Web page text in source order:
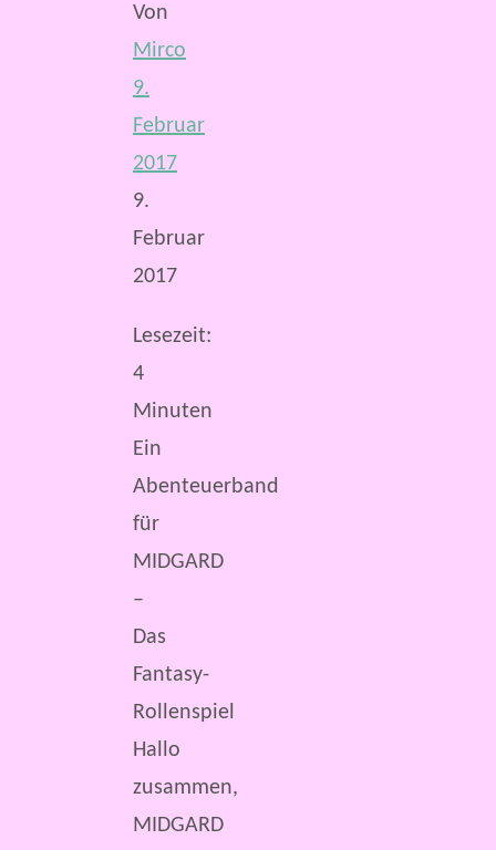
Von
Mirco
9.
Februar
2017
9.
Februar
2017
Lesezeit:
4
Minuten
Ein
Abenteuerband
für
MIDGARD
–
Das
Fantasy-
Rollenspiel
Hallo
zusammen,
MIDGARD